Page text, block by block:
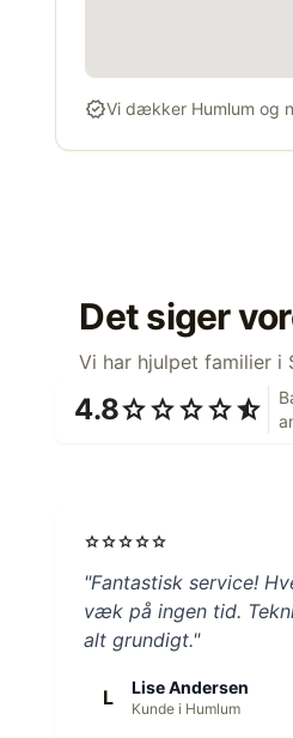
verifiedVi dækker Humlum og
Det siger
Vi har hjulpet familier i
4.8starstarstarstarstar_half
starstarstarstarstar
"Fantastisk service!
væk på ingen tid.
alt grundigt."
L Lise Andersen
Kunde i Humlum